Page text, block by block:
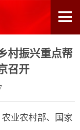
村振兴重点帮
召开
业农村部、国家